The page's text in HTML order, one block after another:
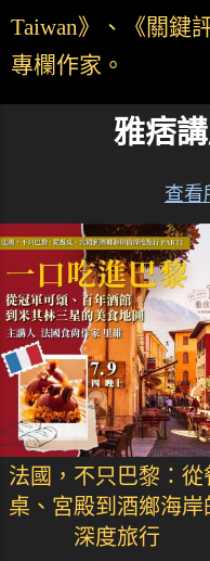
Taiwan》、《關鍵
專欄作家。
雅痞
查看
法國，不只巴黎：從
桌、宮殿到酒鄉海岸
深度旅行